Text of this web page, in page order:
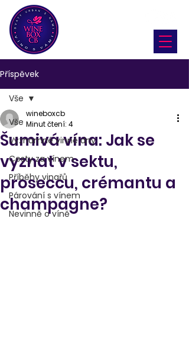
Příspěvek
Vše
Významné vinné dny
Cesty za vínem
Příběhy vinařů
Párování s vínem
Nevinně o víně
Vše
Šumivá vína: Jak se
vyznat v sektu,
proseccu, crémantu a
champagne?
wineboxcb
Minut čtení: 4